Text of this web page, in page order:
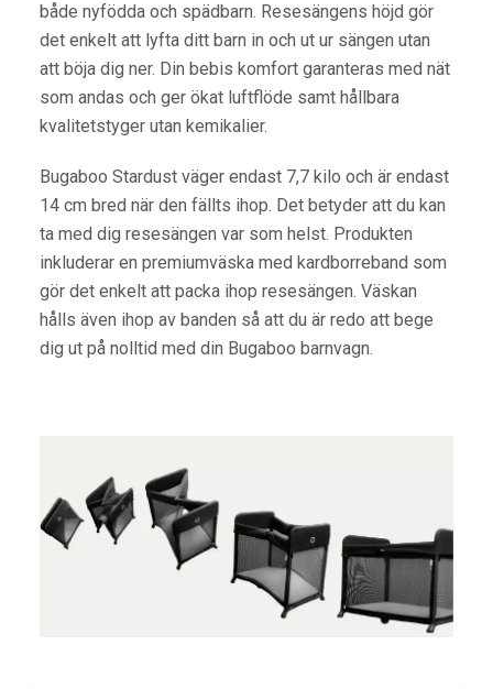
både nyfödda och spädbarn. Resesängens höjd gör
det enkelt att lyfta ditt barn in och ut ur sängen utan
att böja dig ner. Din bebis komfort garanteras med nät
som andas och ger ökat luftflöde samt hållbara
kvalitetstyger utan kemikalier.
Bugaboo Stardust väger endast 7,7 kilo och är endast
14 cm bred när den fällts ihop. Det betyder att du kan
ta med dig resesängen var som helst. Produkten
inkluderar en premiumväska med kardborreband som
gör det enkelt att packa ihop resesängen. Väskan
hålls även ihop av banden så att du är redo att bege
dig ut på nolltid med din Bugaboo barnvagn.